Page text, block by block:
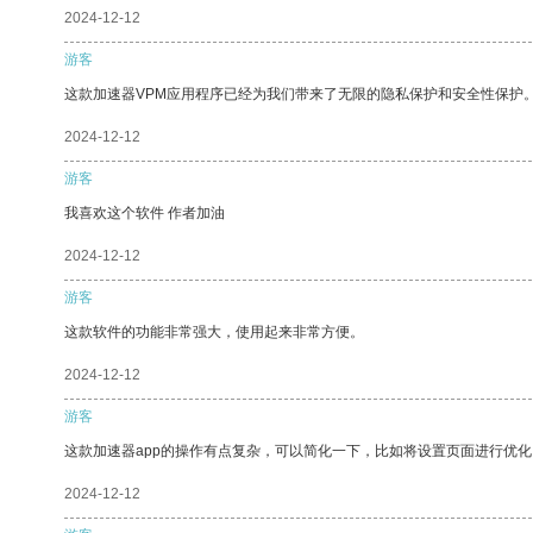
2024-12-12
游客
这款加速器VPM应用程序已经为我们带来了无限的隐私保护和安全性保护
2024-12-12
游客
我喜欢这个软件 作者加油
2024-12-12
游客
这款软件的功能非常强大，使用起来非常方便。
2024-12-12
游客
这款加速器app的操作有点复杂，可以简化一下，比如将设置页面进行优
2024-12-12